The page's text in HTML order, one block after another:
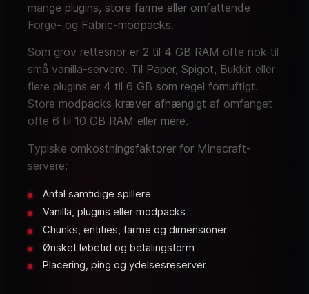
mange plugins, store farme eller omfattende
Forge- og Fabric-modpacks.
Som grov rettesnor er 2 til 4 GB RAM ofte nok til
små vanilla-servere. Til Paper, Spigot, Bukkit eller
flere plugins er 4 til 6 GB som regel fornuftigt.
Store modpacks kræver afhængigt af omfanget
ofte 6 til 10 GB RAM eller mere.
Typiske omkostningsfaktorer for Minecraft-
servere:
Antal samtidige spillere
Vanilla, plugins eller modpacks
Chunks, entities, farme og dimensioner
Ønsket løbetid og betalingsform
Placering, ping og ydelsesreserver